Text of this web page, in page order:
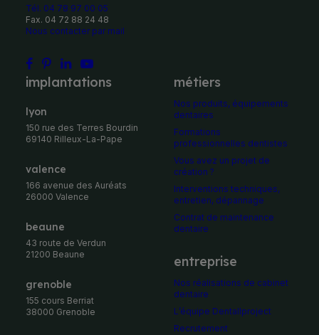
Tél. 04 78 97 00 05
Fax. 04 72 88 24 48
Nous contacter par mail
implantations
Lyon
150 rue des Terres Bourdin
69140 Rilleux-La-Pape
Valence
166 avenue des Auréats
26000 Valence
Beaune
43 route de Verdun
21200 Beaune
Grenoble
155 cours Berriat
38000 Grenoble
métiers
Nos produits, équipements
dentaires
Formations
professionnelles dentistes
Vous avez un projet de
création ?
Interventions techniques,
entretien, dépannage
Contrat de maintenance
dentaire
entreprise
Nos réalisations de cabinet
dentaire
L’équipe Dentallproject
Recrutement